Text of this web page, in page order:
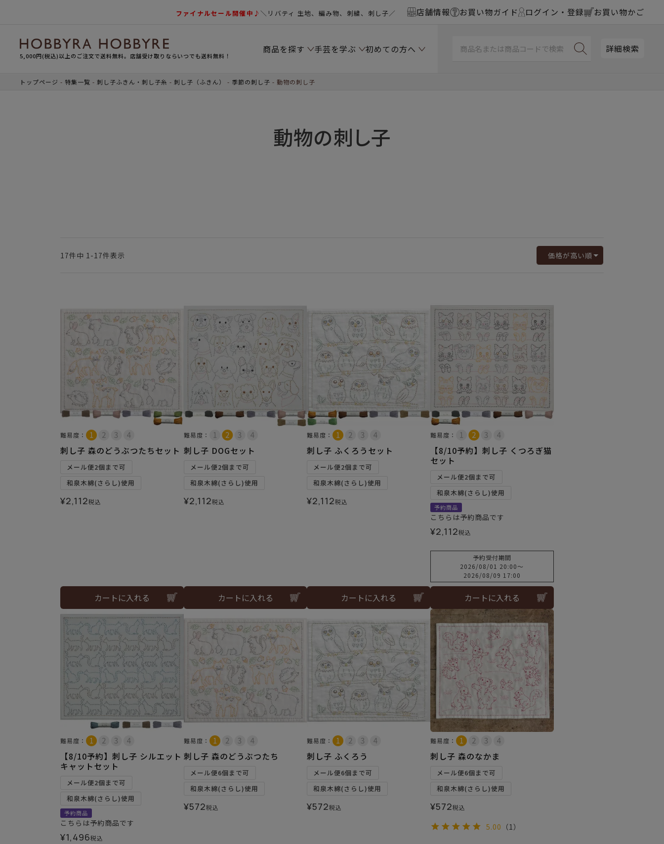
ファイナルセール開催中♪＼リバティ 生地、編み物、刺繍、刺し子／ 店舗情報 お買い物ガイド ログイン・登録 お買い物かご
5,000円(税込)以上のご注文で送料無料。店舗受け取りならいつでも送料無料！
商品を探す 手芸を学ぶ 初めての方へ 詳細検索
トップページ 特集一覧 刺し子ふきん・刺し子糸 刺し子（ふきん） 季節の刺し子 動物の刺し子
動物の刺し子
価格が高い順
17件中 1 -17件表示
難易度：
刺し子 森のどうぶつたちセット
メール便2個まで可
和泉木綿(さらし)使用
¥2,112税込
カートに入れる
難易度：
刺し子 DOGセット
メール便2個まで可
和泉木綿(さらし)使用
¥2,112税込
カートに入れる
難易度：
刺し子 ふくろうセット
メール便2個まで可
和泉木綿(さらし)使用
¥2,112税込
カートに入れる
難易度：
【8/10予約】刺し子 くつろぎ猫
セット
メール便2個まで可
和泉木綿(さらし)使用
予約商品
こちらは予約商品です
¥2,112税込
予約受付期間
2026/08/01 20:00〜
2026/08/09 17:00
カートに入れる
難易度：
【8/10予約】刺し子 シルエット
キャットセット
メール便2個まで可
和泉木綿(さらし)使用
予約商品
こちらは予約商品です
¥1,496税込
難易度：
刺し子 森のどうぶつたち
メール便6個まで可
和泉木綿(さらし)使用
¥572税込
難易度：
刺し子 ふくろう
メール便6個まで可
和泉木綿(さらし)使用
¥572税込
難易度：
刺し子 森のなかま
メール便6個まで可
和泉木綿(さらし)使用
¥572税込
5.00 （1）